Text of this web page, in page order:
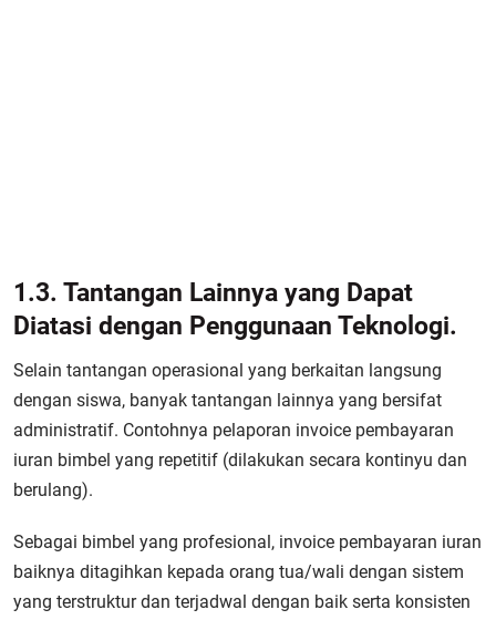
1.3. Tantangan Lainnya yang Dapat
Diatasi dengan Penggunaan Teknologi.
Selain tantangan operasional yang berkaitan langsung
dengan siswa, banyak tantangan lainnya yang bersifat
administratif. Contohnya pelaporan invoice pembayaran
iuran bimbel yang repetitif (dilakukan secara kontinyu dan
berulang).
Sebagai bimbel yang profesional, invoice pembayaran iuran
baiknya ditagihkan kepada orang tua/wali dengan sistem
yang terstruktur dan terjadwal dengan baik serta konsisten